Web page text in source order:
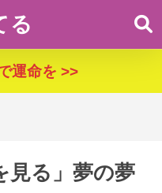
る
運命を >>
見る」夢の夢